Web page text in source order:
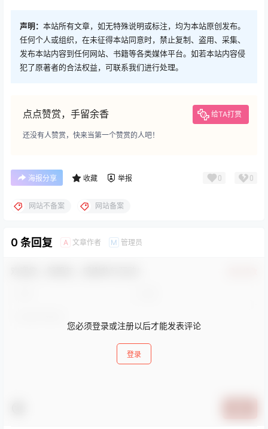
声明： 本站所有文章，如无特殊说明或标注，均为本站原创发布。
任何个人或组织，在未征得本站同意时，禁止复制、盗用、采集、
发布本站内容到任何网站、书籍等各类媒体平台。如若本站内容侵
犯了原著者的合法权益，可联系我们进行处理。
点点赞赏，手留余香 给TA打赏
还没有人赞赏，快来当第一个赞赏的人吧！
海报分享 收藏 举报 0 0
网站不备案 网站备案
0 条回复 A 文章作者 M 管理员
您必须登录或注册以后才能发表评论
登录